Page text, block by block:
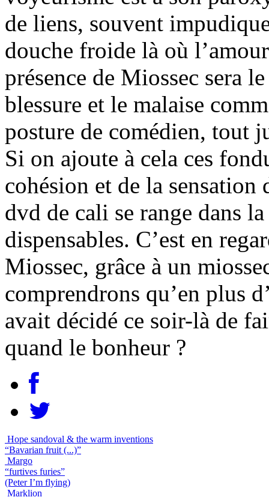
de liens, souvent
douche froide là où
présence de Miossec sera
blessure et le malaise
posture de comédien, tout
Si on ajoute à cela ces
cohésion et de la
dvd de cali se range dans
dispensables. C’est en
Miossec, grâce à un
comprendrons qu’en plus
avait décidé ce soir-là de
quand le bonheur ?
Hope sandoval & the warm inventions
“Bavarian fruit (...)”
Margo
“furtives furies”
(Peter I’m flying)
Marklion